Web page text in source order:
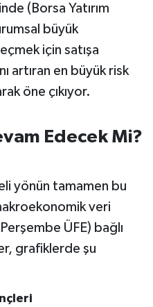
(Borsa Yatırım
büyük
için satışa
artıran en büyük risk
öne çıkıyor.
Edecek Mi?
yönün tamamen bu
veri
ÜFE) bağlı
grafiklerde şu